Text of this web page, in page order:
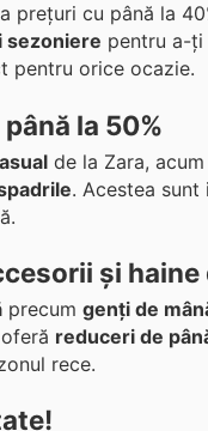
prețuri cu până la
sezoniere pentru a-ți
pentru orice ocazie.
la 50%
de la Zara,
. Acestea
și haine
precum genți de
reduceri de
rece.